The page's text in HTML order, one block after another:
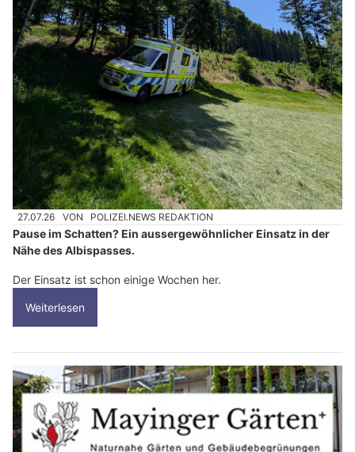
27.07.26 VON POLIZEI.NEWS REDAKTION
Pause im Schatten? Ein aussergewöhnlicher Einsatz in der
Nähe des Albispasses.
Der Einsatz ist schon einige Wochen her.
Weiterlesen